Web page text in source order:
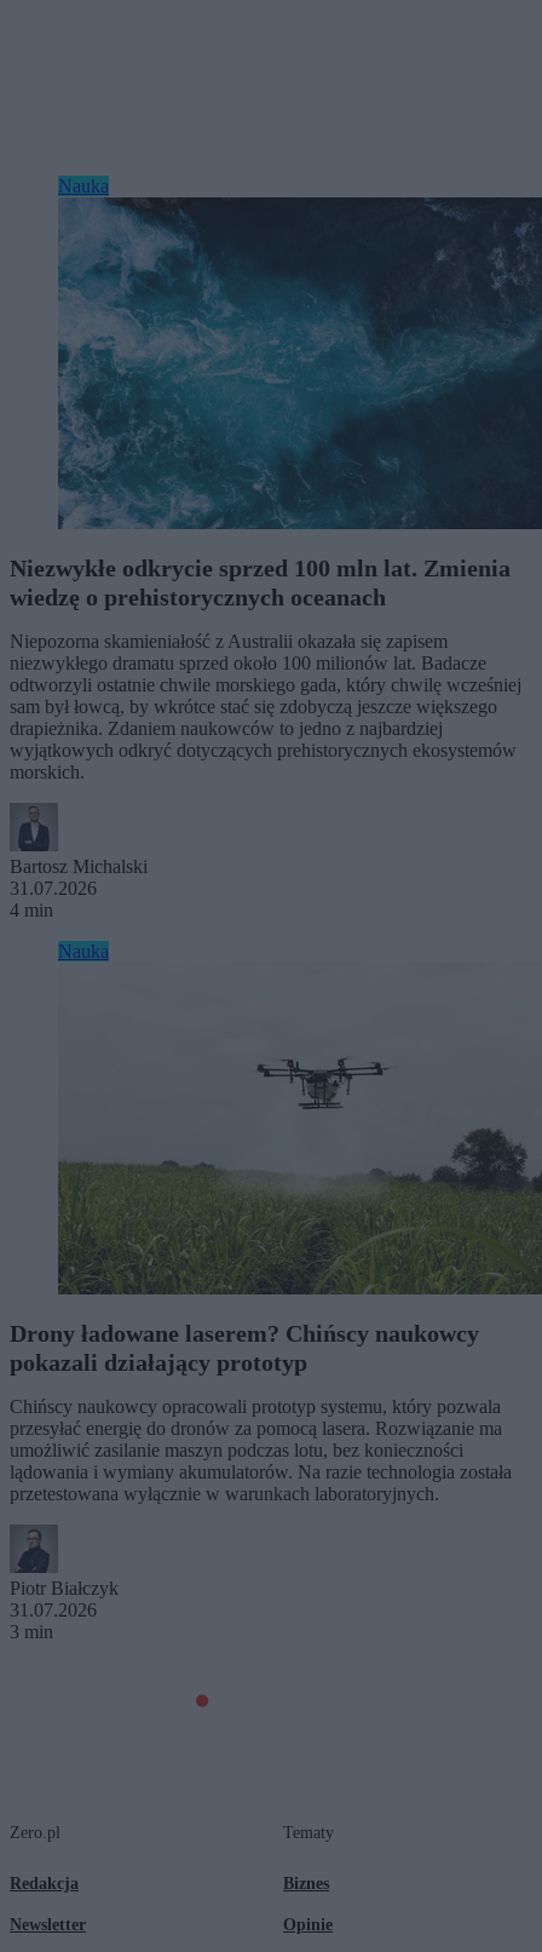
Nauka
Niezwykłe odkrycie sprzed 100 mln lat. Zmienia
wiedzę o prehistorycznych oceanach
Niepozorna skamieniałość z Australii okazała się zapisem
niezwykłego dramatu sprzed około 100 milionów lat. Badacze
odtworzyli ostatnie chwile morskiego gada, który chwilę wcześniej
sam był łowcą, by wkrótce stać się zdobyczą jeszcze większego
drapieżnika. Zdaniem naukowców to jedno z najbardziej
wyjątkowych odkryć dotyczących prehistorycznych ekosystemów
morskich.
Bartosz Michalski
31.07.2026
4 min
Nauka
Drony ładowane laserem? Chińscy naukowcy
pokazali działający prototyp
Chińscy naukowcy opracowali prototyp systemu, który pozwala
przesyłać energię do dronów za pomocą lasera. Rozwiązanie ma
umożliwić zasilanie maszyn podczas lotu, bez konieczności
lądowania i wymiany akumulatorów. Na razie technologia została
przetestowana wyłącznie w warunkach laboratoryjnych.
Piotr Białczyk
31.07.2026
3 min
Zero.pl
Redakcja
Newsletter
Tematy
Biznes
Opinie